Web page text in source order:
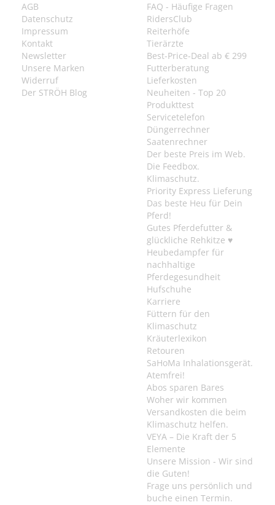
AGB
Datenschutz
Impressum
Kontakt
Newsletter
Unsere Marken
Widerruf
Der STRÖH Blog
FAQ - Häufige Fragen
RidersClub
Reiterhöfe
Tierärzte
Best-Price-Deal ab € 299
Futterberatung
Lieferkosten
Neuheiten - Top 20
Produkttest
Servicetelefon
Düngerrechner
Saatenrechner
Der beste Preis im Web.
Die Feedbox.
Klimaschutz.
Priority Express Lieferung
Das beste Heu für Dein
Pferd!
Gutes Pferdefutter &
glückliche Rehkitze ♥
Heubedampfer für
nachhaltige
Pferdegesundheit
Hufschuhe
Karriere
Füttern für den
Klimaschutz
Kräuterlexikon
Retouren
SaHoMa Inhalationsgerät.
Atemfrei!
Abos sparen Bares
Woher wir kommen
Versandkosten die beim
Klimaschutz helfen.
VEYA – Die Kraft der 5
Elemente
Unsere Mission - Wir sind
die Guten!
Frage uns persönlich und
buche einen Termin.